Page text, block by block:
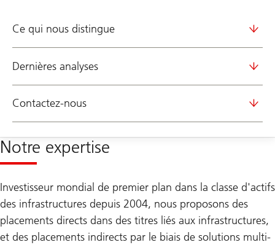
Ce qui nous distingue
Dernières analyses
Contactez-nous
Notre expertise
Investisseur mondial de premier plan dans la classe d'actifs
des infrastructures depuis 2004, nous proposons des
placements directs dans des titres liés aux infrastructures,
et des placements indirects par le biais de solutions multi-